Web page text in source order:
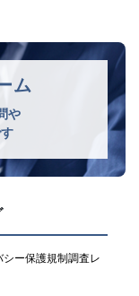
ム
や
シー保護規制調査レ